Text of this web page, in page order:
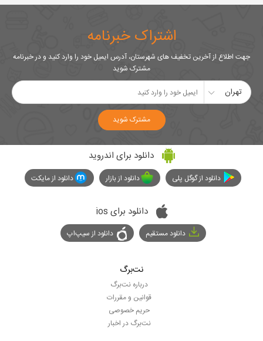
اشتراک خبرنامه
جهت اطلاع از آخرین تخفیف های شهرستان، آدرس ایمیل خود را وارد کنید و در خبرنامه
مشترک شوید
تهران
مشترک شوید
دانلود برای اندروید
دانلود از گوگل پلی دانلود از بازار دانلود از مایکت
دانلود برای ios
دانلود مستقیم دانلود از سیپ‌اپ
نت‌برگ
درباره نت‌برگ
قوانین و مقررات
حریم خصوصی
نت‌برگ در اخبار